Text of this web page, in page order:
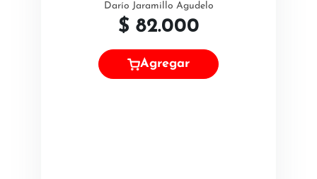
Darío Jaramillo Agudelo
$ 82.000
Agregar